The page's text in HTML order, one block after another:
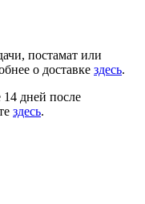
постамат или
о доставке здесь.
дней после
здесь.